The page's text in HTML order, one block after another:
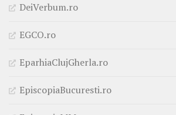
DeiVerbum.ro
EGCO.ro
EparhiaClujGherla.ro
EpiscopiaBucuresti.ro